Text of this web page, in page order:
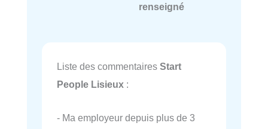
renseigné
Liste des commentaires Start
People Lisieux :
- Ma employeur depuis plus de 3